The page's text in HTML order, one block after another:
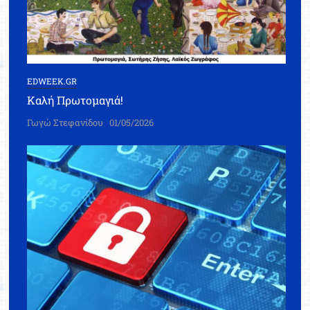
EDWEEK.GR
Καλή Πρωτομαγιά!
Γωγώ Στεφανίδου 01/05/2026